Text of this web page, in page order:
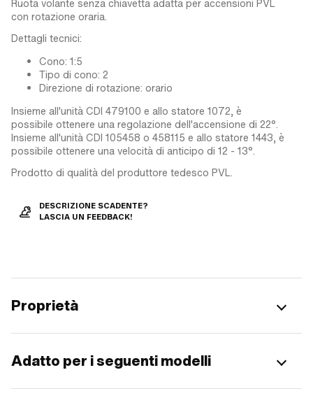
Ruota volante senza chiavetta adatta per accensioni PVL
con rotazione oraria.
Dettagli tecnici:
Cono: 1:5
Tipo di cono: 2
Direzione di rotazione: orario
Insieme all'unità CDI 479100 e allo statore 1072, è
possibile ottenere una regolazione dell'accensione di 22°.
Insieme all'unità CDI 105458 o 458115 e allo statore 1443, è
possibile ottenere una velocità di anticipo di 12 - 13°.
Prodotto di qualità del produttore tedesco PVL.
DESCRIZIONE SCADENTE?
LASCIA UN FEEDBACK!
Proprietà
Adatto per i seguenti modelli